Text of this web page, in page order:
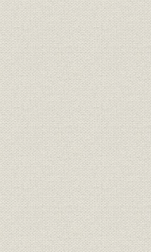
電話;組織
物価;価格
電話
電話;租税